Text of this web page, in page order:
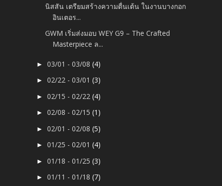
นิสสัน เตรียมสร้างความตื่นเต้น ในงานบางกอก
อินเตอร...
GWM เริ่มส่งมอบ WEY G9 – The Crafted
Masterpiece ล...
►03/01 - 03/08(4)
►02/22 - 03/01(3)
►02/15 - 02/22(4)
►02/08 - 02/15(1)
►02/01 - 02/08(5)
►01/25 - 02/01(4)
►01/18 - 01/25(3)
►01/11 - 01/18(7)